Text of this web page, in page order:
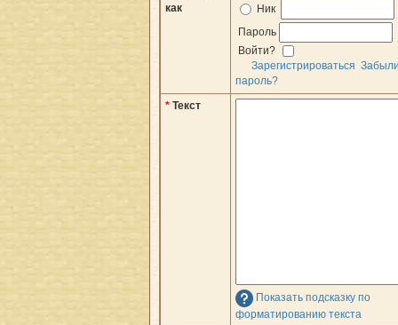
как
Ник
Пароль
Войти?
Зарегистрироваться
пароль?
* Текст
Показать подсказку по
форматированию текста